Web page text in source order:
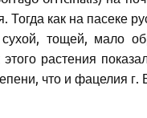
как на пасеке
тощей, мало
растения
что и фацелия г.